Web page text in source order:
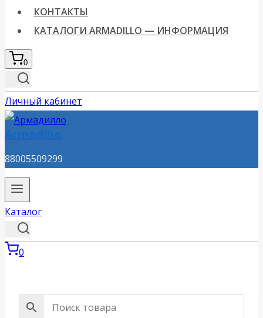
КОНТАКТЫ
КАТАЛОГИ ARMADILLO — ИНФОРМАЦИЯ
0
Личный кабинет
Armadillo
88005509299
Каталог
0